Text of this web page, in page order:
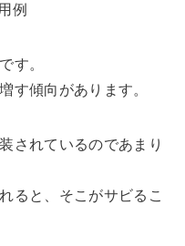
例
です。
す傾向があります。
されているのであまり
ると、そこがサビるこ